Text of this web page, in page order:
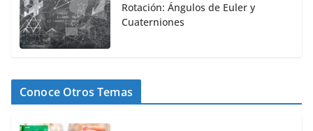
Rotación: Ángulos de Euler y
Cuaterniones
Conoce Otros Temas